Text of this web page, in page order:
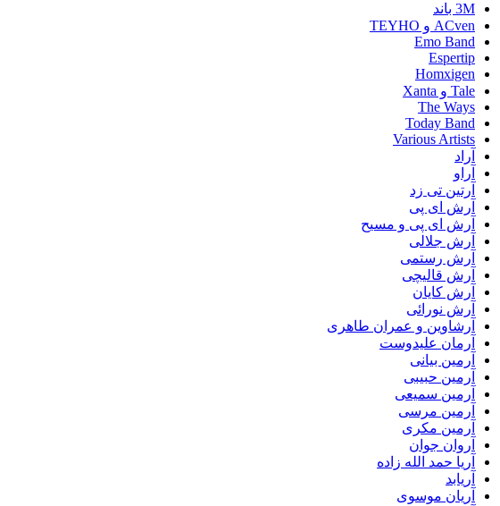
3M باند
ACven و TEYHO
Emo Band
Espertip
Homxigen
Tale و Xanta
The Ways
Today Band
Various Artists
آراد
آراو
آرتین تی زد
آرش ای پی
آرش ای پی و مسیح
آرش جلالی
آرش رستمی
آرش قالیچی
آرش کایان
آرش نورائی
آرشاوین و عمران طاهری
آرمان علیدوست
آرمین بیانی
آرمین حبیبی
آرمین سمیعی
آرمین مرسی
آرمین مکری
آروان جوان
آریا حمد الله زاده
آریابد
آریان موسوی